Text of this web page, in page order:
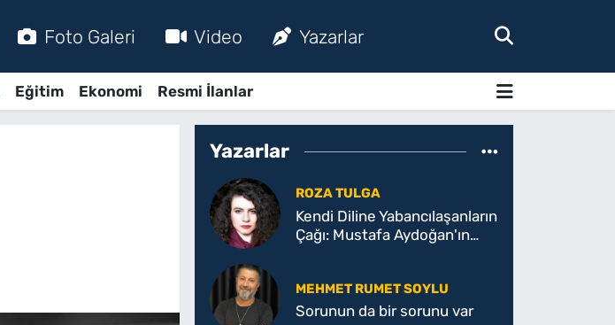
Foto Galeri Video Yazarlar
Eğitim Ekonomi Resmi İlanlar
Yazarlar
ROZA TULGA
Kendi Diline Yabancılaşanların
Çağı: Mustafa Aydoğan'ın
MEHMET RUMET SOYLU
Sorunun da bir sorunu var